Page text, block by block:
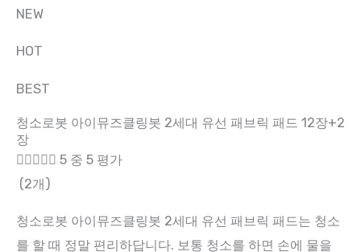
NEW
HOT
BEST
청소로봇 아이뮤즈클링봇 2세대 유선 패브릭 패드 12장+2
장
 5 중 5 평가
(2개)
청소로봇 아이뮤즈클링봇 2세대 유선 패브릭 패드는 청소
를 할 때 정말 편리하답니다. 보통 청소를 하면 손에 물을